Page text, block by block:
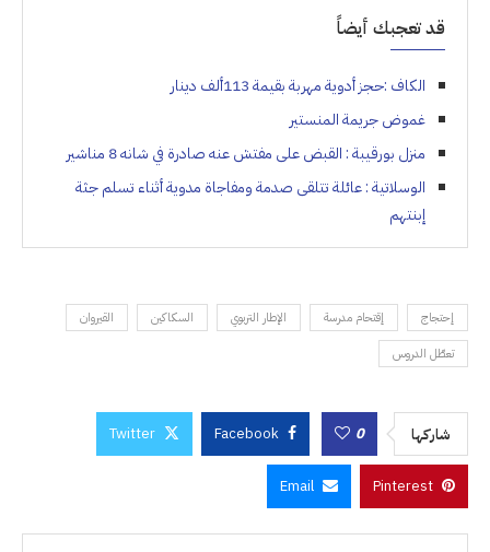
قد تعجبك أيضاً
الكاف :حجز أدوية مهربة بقيمة 113ألف دينار
غموض جريمة المنستير
منزل بورقيبة : القبض على مفتش عنه صادرة في شانه 8 مناشير
الوسلاتية : عائلة تتلقى صدمة ومفاجاة مدوية أثناء تسلم جثة
إبنتهم
إحتجاج إقتحام مدرسة الإطار التربوي السكاكين
القيروان
تعطّل الدروس
شاركها 0
Facebook
Twitter
Pinterest
Email